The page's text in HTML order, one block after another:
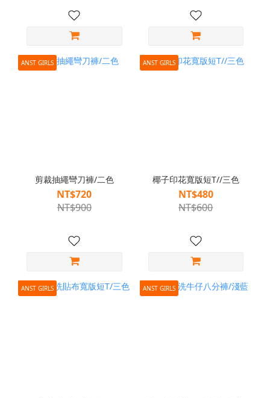
ANST GIRLS
剪裁抽繩彎刀褲/二色
NT$720
NT$900
ANST GIRLS
椰子印花寬版短T//三色
NT$480
NT$600
ANST GIRLS ANST GIRLS